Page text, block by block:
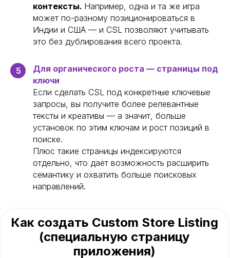
контексты. Например, одна и та же игра
может по-разному позиционироваться в
Индии и США — и CSL позволяют учитывать
это без дублирования всего проекта.
5
Для органического роста — страницы под
ключи
Если сделать CSL под конкретные ключевые
запросы, вы получите более релевантные
тексты и креативы — а значит, больше
установок по этим ключам и рост позиций в
поиске.
Плюс такие страницы индексируются
отдельно, что даёт возможность расширить
семантику и охватить больше поисковых
направлений.
Как создать Custom Store Listing
(специальную страницу
приложения)